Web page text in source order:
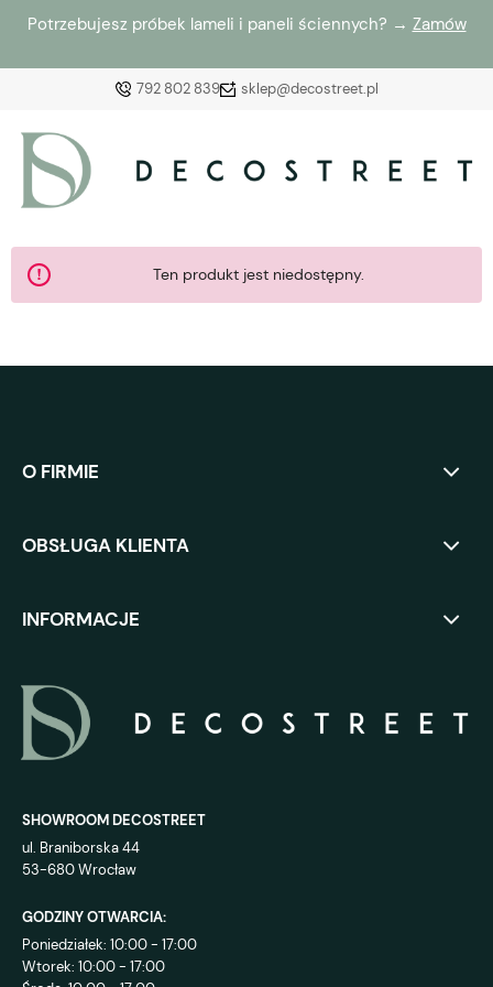
Potrzebujesz próbek lameli i paneli ściennych? → Zamów
792 802 839 sklep@decostreet.pl
Ten produkt jest niedostępny.
O FIRMIE
OBSŁUGA KLIENTA
INFORMACJE
SHOWROOM DECOSTREET
ul. Braniborska 44
53-680 Wrocław
GODZINY OTWARCIA:
Poniedziałek: 10:00 - 17:00
Wtorek: 10:00 - 17:00